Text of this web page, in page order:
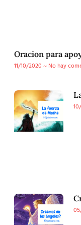
Oracion para
11/10/2020
No hay